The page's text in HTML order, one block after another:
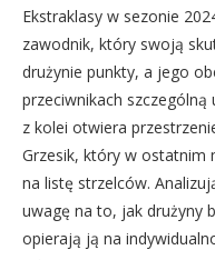
Ekstraklasy w sezonie
zawodnik, który swoją
drużynie punkty, a jego
przeciwnikach
z kolei otwiera
Grzesik, który w ostatnim
na listę strzelców.
uwagę na to, jak drużyny
opierają ją na